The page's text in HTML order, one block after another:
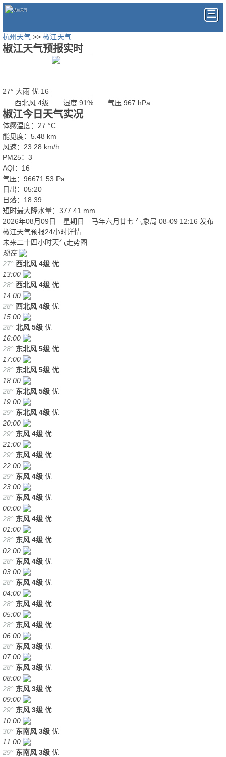
杭州天气 >> 椒江天气
椒江天气预报实时
27° 大雨 优 16
西北风 4级
湿度 91% 气压 967 hPa
椒江今日天气实况
体感温度：27 °C
能见度：5.48 km
风速：23.28 km/h
PM25：3
AQI：16
气压：96671.53 Pa
日出：05:20
日落：18:39
短时最大降水量：377.41 mm
2026年08月09日 星期日 马年六月廿七 气象局 08-09 12:16 发布
椒江天气预报24小时详情
未来二十四小时天气走势图
现在
27° 西北风 4级 优
13:00
28° 西北风 4级 优
14:00
28° 西北风 4级 优
15:00
28° 北风 5级 优
16:00
28° 东北风 5级 优
17:00
28° 东北风 5级 优
18:00
28° 东北风 5级 优
19:00
29° 东北风 4级 优
20:00
29° 东风 4级 优
21:00
29° 东风 4级 优
22:00
29° 东风 4级 优
23:00
28° 东风 4级 优
00:00
28° 东风 4级 优
01:00
28° 东风 4级 优
02:00
28° 东风 4级 优
03:00
28° 东风 4级 优
04:00
28° 东风 4级 优
05:00
28° 东风 4级 优
06:00
28° 东风 3级 优
07:00
28° 东风 3级 优
08:00
28° 东风 3级 优
09:00
29° 东风 3级 优
10:00
30° 东南风 3级 优
11:00
29° 东南风 3级 优